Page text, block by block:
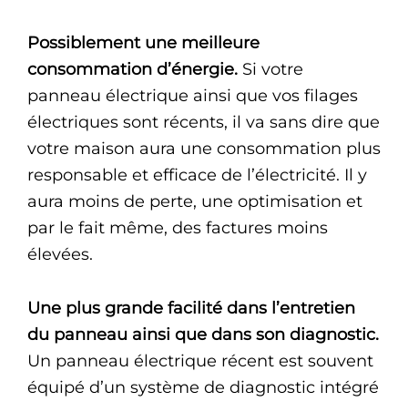
Possiblement une meilleure
consommation d’énergie. Si votre
panneau électrique ainsi que vos filages
électriques sont récents, il va sans dire que
votre maison aura une consommation plus
responsable et efficace de l’électricité. Il y
aura moins de perte, une optimisation et
par le fait même, des factures moins
élevées.
Une plus grande facilité dans l’entretien
du panneau ainsi que dans son diagnostic.
Un panneau électrique récent est souvent
équipé d’un système de diagnostic intégré